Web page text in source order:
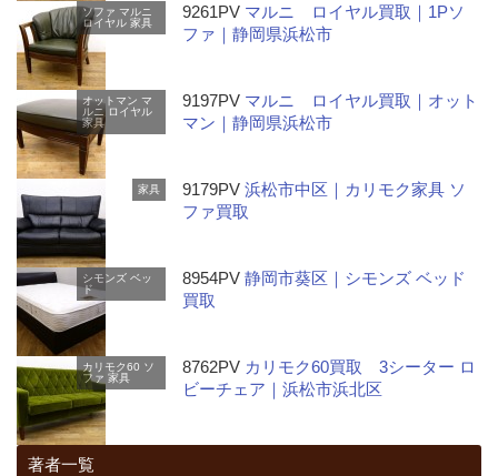
ソファ マルニ
ロイヤル 家具
9261PV マルニ ロイヤル買取｜1Pソ
ファ｜静岡県浜松市
オットマン マ
ルニ ロイヤル
家具
9197PV マルニ ロイヤル買取｜オット
マン｜静岡県浜松市
家具 9179PV浜松市中区｜カリモク家具 ソ
ファ買取
シモンズ ベッ
ド
8954PV静岡市葵区｜シモンズ ベッド
買取
カリモク60 ソ
ファ 家具
8762PV カリモク60買取 3シーター ロ
ビーチェア｜浜松市浜北区
著者一覧